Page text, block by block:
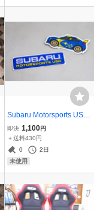
Subaru Motorsports USA
オフィシャルチーム ステ
ッカー2枚 1set レターパ
ック430
即決 1,100円
＋送料430円
0
2日
未使用